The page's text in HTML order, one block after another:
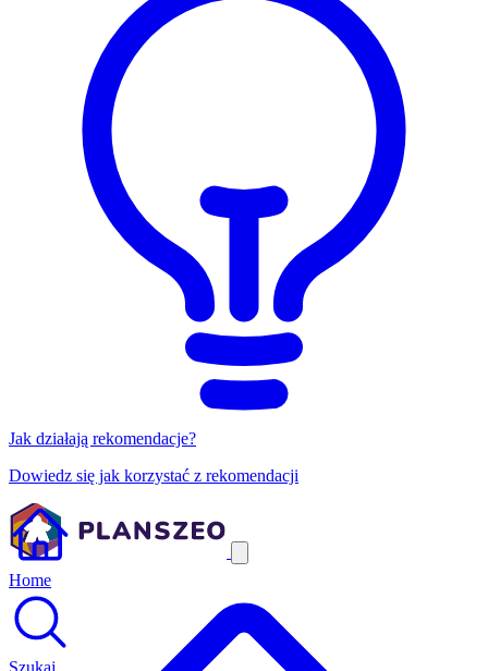
Jak działają rekomendacje?
Dowiedz się jak korzystać z rekomendacji
Home
Szukaj